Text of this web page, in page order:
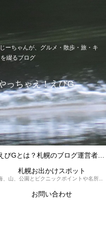
ーちゃんが、グルメ・散歩・旅・キ
綴るブログ
っちゃえ！えびG
札幌お出かけスポット
海、山、公園とピクニックポイントや名所、旧跡などなど、、、、、札幌はもとより郊外の無理なく日帰りでいって帰ってこれるお出かけスポットを孫っち達（小学５、３年生、幼稚園年長さんの３人）とえびGがお出かけをして紹介しているページです。
お問い合わせ